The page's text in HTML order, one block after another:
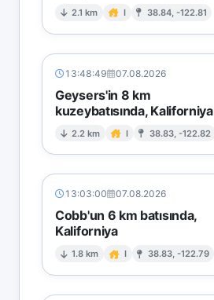
2.1 km I 38.84, -122.81
13:48:49 07.08.2026
Geysers'in 8 km
kuzeybatısında, Kaliforniya
2.2 km I 38.83, -122.82
13:03:00 07.08.2026
Cobb'un 6 km batısında,
Kaliforniya
1.8 km I 38.83, -122.79